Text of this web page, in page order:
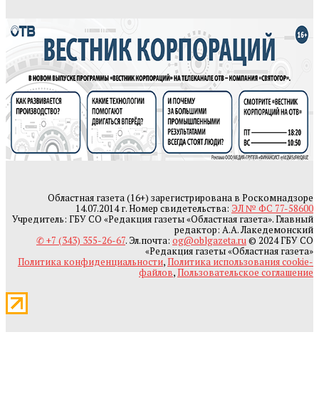
Областная газета (16+) зарегистрирована в Роскомнадзоре
14.07.2014 г. Номер свидетельства: ЭЛ № ФС 77-58600
Учредитель: ГБУ СО «Редакция газеты «Областная газета». Главный
редактор: А.А. Лакедемонский
✆ +7 (343) 355-26-67. Эл.почта: og@oblgazeta.ru© 2024 ГБУ СО
«Редакция газеты «Областная газета»
Политика конфиденциальности,Политика использования cookie-
файлов,Пользовательское соглашение